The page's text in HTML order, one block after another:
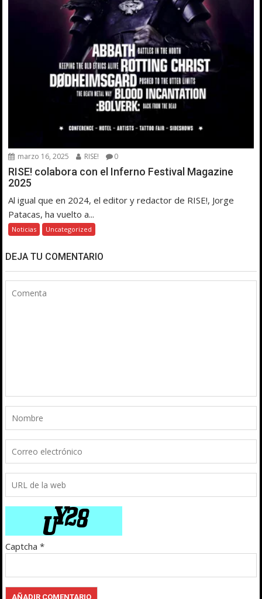
marzo 16, 2025 RISE! 0
RISE! colabora con el Inferno Festival Magazine
2025
Al igual que en 2024, el editor y redactor de RISE!, Jorge
Patacas, ha vuelto a...
Noticias Uncategorized
DEJA TU COMENTARIO
Captcha *